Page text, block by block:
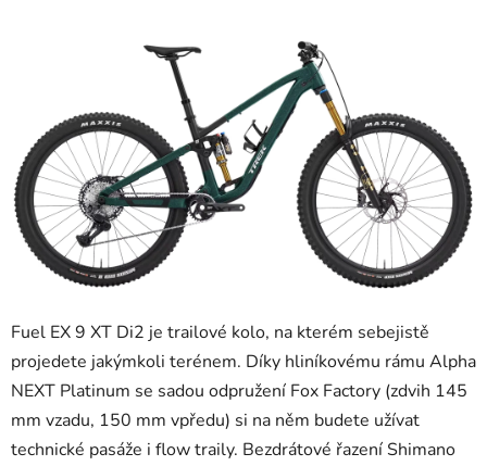
Fuel EX 9 XT Di2 je trailové kolo, na kterém sebejistě
projedete jakýmkoli terénem. Díky hliníkovému rámu Alpha
NEXT Platinum se sadou odpružení Fox Factory (zdvih 145
mm vzadu, 150 mm vpředu) si na něm budete užívat
technické pasáže i flow traily. Bezdrátové řazení Shimano